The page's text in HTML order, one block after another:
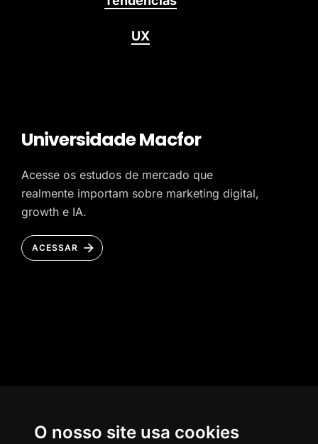
O nosso site usa cookies
UX
Universidade Macfor
Acesse os estudos de mercado que
realmente importam sobre marketing digital,
growth e IA.
ACESSAR
AGÊNCIA